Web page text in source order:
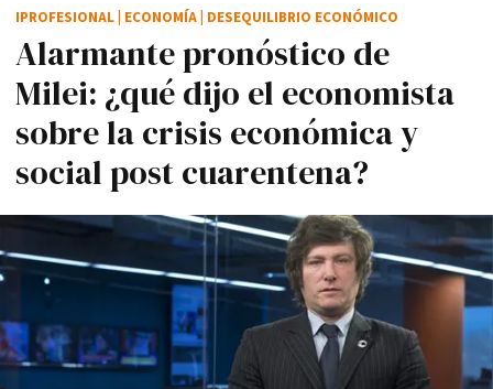
Alarmante pronóstico de
Milei: ¿qué dijo el economista
sobre la crisis económica y
social post cuarentena?
IPROFESIONAL ECONOMÍA DESEQUILIBRIO ECONÓMICO